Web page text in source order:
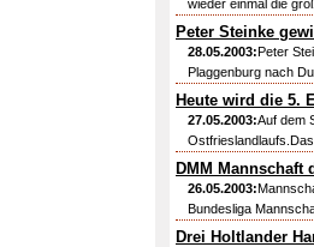
wieder einmal die
Peter Steinke
28.05.2003:Peter
Plaggenburg nach
Heute wird die 5.
27.05.2003:Auf dem
DMM Mannschaft
26.05.2003:
Bundesliga
Drei Holtlander